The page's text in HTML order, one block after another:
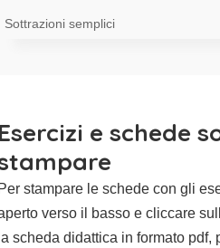
Sottrazioni semplici
Esercizi e schede
Per stampare le schede con gli
verso il basso e cliccare
la scheda didattica in formato